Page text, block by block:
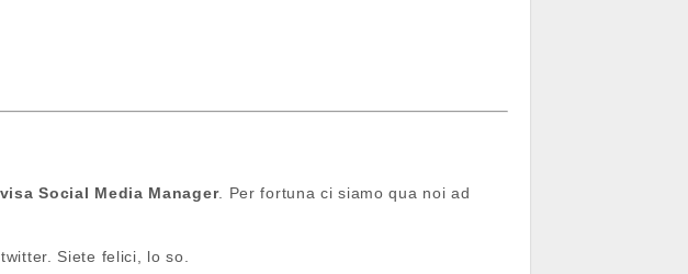
Social Media Manager. Per fortuna ci siamo qua noi ad
Siete felici, lo so.